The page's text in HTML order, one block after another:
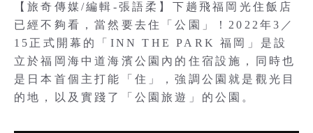
【旅奇傳媒/編輯-張語柔】下趟飛福岡光住飯店
已經不夠看，當然要去住「公園」！2022年3／
15正式開幕的「INN THE PARK 福岡」是設
立於福岡海中道海濱公園內的住宿設施，同時也
是日本首個主打能「住」，強調公園就是觀光目
的地，以及實踐了「公園旅遊」的公園。